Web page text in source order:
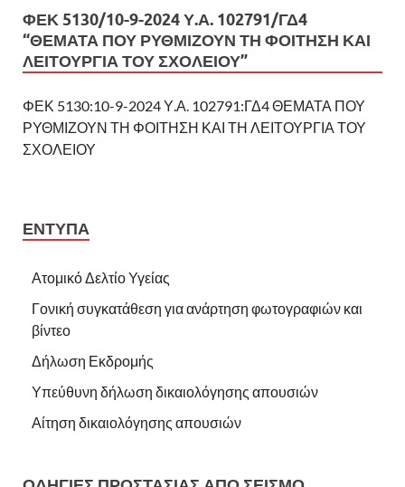
ΦΕΚ 5130/10-9-2024 Υ.Α. 102791/ΓΔ4
“ΘΕΜΑΤΑ ΠΟΥ ΡΥΘΜΙΖΟΥΝ ΤΗ ΦΟΙΤΗΣΗ ΚΑΙ
ΛΕΙΤΟΥΡΓΙΑ ΤΟΥ ΣΧΟΛΕΙΟΥ”
ΦΕΚ 5130:10-9-2024 Υ.Α. 102791:ΓΔ4 ΘΕΜΑΤΑ ΠΟΥ
ΡΥΘΜΙΖΟΥΝ ΤΗ ΦΟΙΤΗΣΗ ΚΑΙ ΤΗ ΛΕΙΤΟΥΡΓΙΑ ΤΟΥ
ΣΧΟΛΕΙΟΥ
ΕΝΤΥΠΑ
Ατομικό Δελτίο Υγείας
Γονική συγκατάθεση για ανάρτηση φωτογραφιών και
βίντεο
Δήλωση Εκδρομής
Υπεύθυνη δήλωση δικαιολόγησης απουσιών
Αίτηση δικαιολόγησης απουσιών